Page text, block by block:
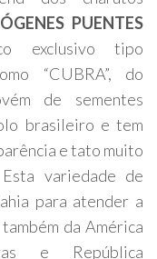
PUENTES
exclusivo tipo
“CUBRA”, do
de sementes
brasileiro e tem
e tato muito
variedade de
para atender a
da América
e República